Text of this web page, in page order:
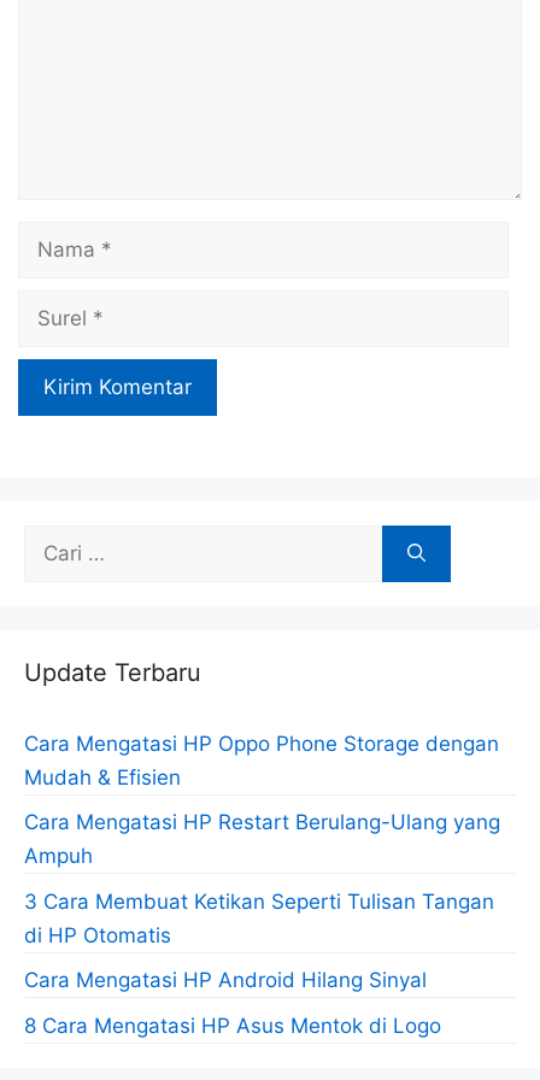
Nama
Surel
Cari
Update Terbaru
Cara Mengatasi HP Oppo Phone Storage dengan
Mudah & Efisien
Cara Mengatasi HP Restart Berulang-Ulang yang
Ampuh
3 Cara Membuat Ketikan Seperti Tulisan Tangan
di HP Otomatis
Cara Mengatasi HP Android Hilang Sinyal
8 Cara Mengatasi HP Asus Mentok di Logo